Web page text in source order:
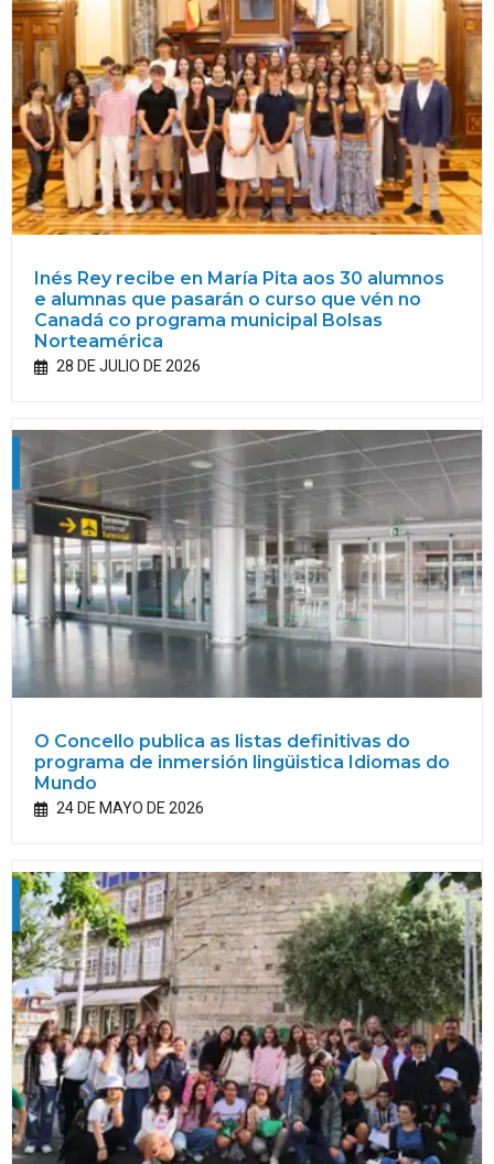
Inés Rey recibe en María Pita aos 30 alumnos
e alumnas que pasarán o curso que vén no
Canadá co programa municipal Bolsas
Norteamérica
28 DE JULIO DE 2026
O Concello publica as listas definitivas do
programa de inmersión lingüistica Idiomas do
Mundo
24 DE MAYO DE 2026